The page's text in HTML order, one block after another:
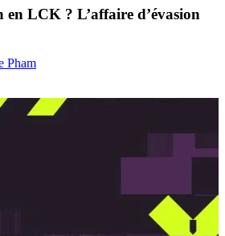
LCK ? L’affaire d’évasion
Pham